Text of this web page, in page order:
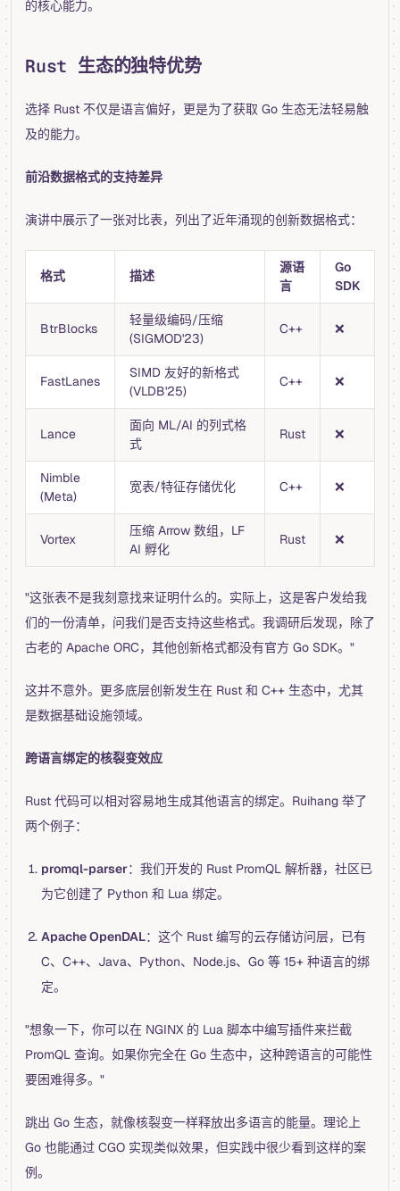
的核心能力。
Rust 生态的独特优势
选择 Rust 不仅是语言偏好，更是为了获取 Go 生态无法轻易触
及的能力。
前沿数据格式的支持差异
演讲中展示了一张对比表，列出了近年涌现的创新数据格式：
格式 描述
源语
言
Go
SDK
BtrBlocks
轻量级编码/压缩
(SIGMOD'23)
C++ ❌
FastLanes
SIMD 友好的新格式
(VLDB'25)
C++ ❌
Lance
面向 ML/AI 的列式格
式
Rust ❌
Nimble
(Meta)
宽表/特征存储优化 C++ ❌
Vortex
压缩 Arrow 数组，LF
AI 孵化
Rust ❌
"这张表不是我刻意找来证明什么的。实际上，这是客户发给我
们的一份清单，问我们是否支持这些格式。我调研后发现，除了
古老的 Apache ORC，其他创新格式都没有官方 Go SDK。"
这并不意外。更多底层创新发生在 Rust 和 C++ 生态中，尤其
是数据基础设施领域。
跨语言绑定的核裂变效应
Rust 代码可以相对容易地生成其他语言的绑定。Ruihang 举了
两个例子：
promql-parser：我们开发的 Rust PromQL 解析器，社区已
为它创建了 Python 和 Lua 绑定。
Apache OpenDAL：这个 Rust 编写的云存储访问层，已有
C、C++、Java、Python、Node.js、Go 等 15+ 种语言的绑
定。
"想象一下，你可以在 NGINX 的 Lua 脚本中编写插件来拦截
PromQL 查询。如果你完全在 Go 生态中，这种跨语言的可能性
要困难得多。"
跳出 Go 生态，就像核裂变一样释放出多语言的能量。理论上
Go 也能通过 CGO 实现类似效果，但实践中很少看到这样的案
例。